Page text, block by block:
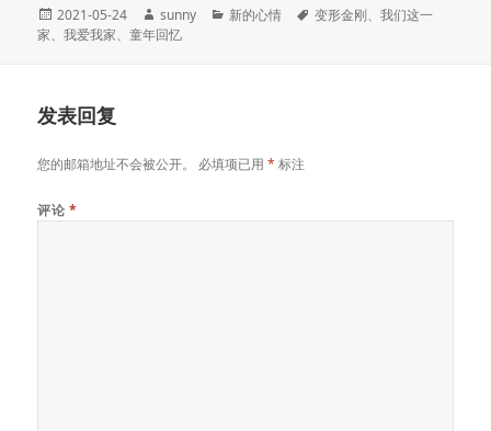
发
布
2021-05-24
作
者
sunny
分
新的心情
标
变形金刚、我们这一
家、我爱我家、童年回忆
发表回复
您的邮箱地址不会被公开。 必填项已用* 标注
评论 *